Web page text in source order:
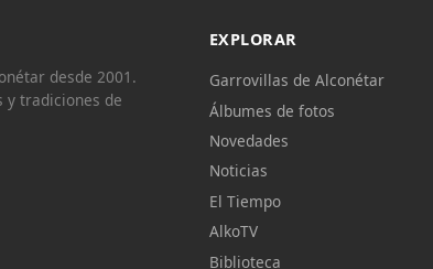
desde 2001.
tradiciones de
EXPLORAR
Garrovillas de Alconétar
Álbumes de fotos
Novedades
Noticias
El Tiempo
AlkoTV
Biblioteca